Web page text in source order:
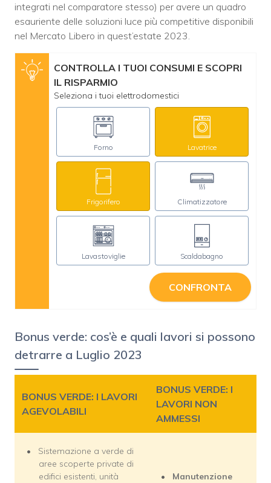
integrati nel comparatore stesso) per avere un quadro
esauriente delle soluzioni luce più competitive disponibili
nel Mercato Libero in quest’estate 2023.
CONTROLLA I TUOI CONSUMI E SCOPRI
IL RISPARMIO
Seleziona i tuoi elettrodomestici
Forno Lavatrice
Frigorifero Climatizzatore
Lavastoviglie Scaldabagno
CONFRONTA
Bonus verde: cos’è e quali lavori si possono
detrarre a Luglio 2023
BONUS VERDE: I LAVORI
AGEVOLABILI
BONUS VERDE: I
LAVORI NON
AMMESSI
Sistemazione a verde di
aree scoperte private di
edifici esistenti, unità
Manutenzione